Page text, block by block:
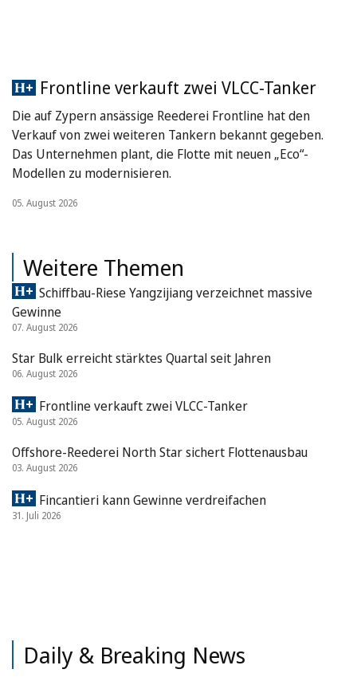
Frontline verkauft zwei VLCC-Tanker
Die auf Zypern ansässige Reederei Frontline hat den
Verkauf von zwei weiteren Tankern bekannt gegeben.
Das Unternehmen plant, die Flotte mit neuen „Eco“-
Modellen zu modernisieren.
05. August 2026
Weitere Themen
Schiffbau-Riese Yangzijiang verzeichnet massive
Gewinne
07. August 2026
Star Bulk erreicht stärktes Quartal seit Jahren
06. August 2026
Frontline verkauft zwei VLCC-Tanker
05. August 2026
Offshore-Reederei North Star sichert Flottenausbau
03. August 2026
Fincantieri kann Gewinne verdreifachen
31. Juli 2026
Daily & Breaking News